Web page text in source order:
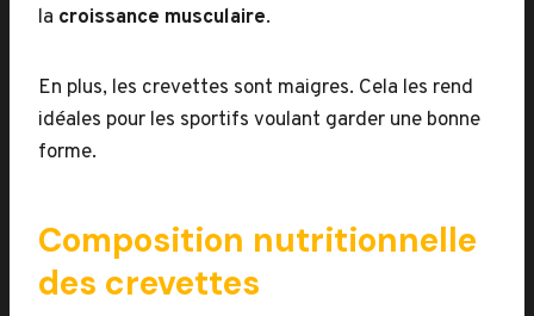
la croissance musculaire.
En plus, les crevettes sont maigres. Cela les rend
idéales pour les sportifs voulant garder une bonne
forme.
Composition nutritionnelle
des crevettes